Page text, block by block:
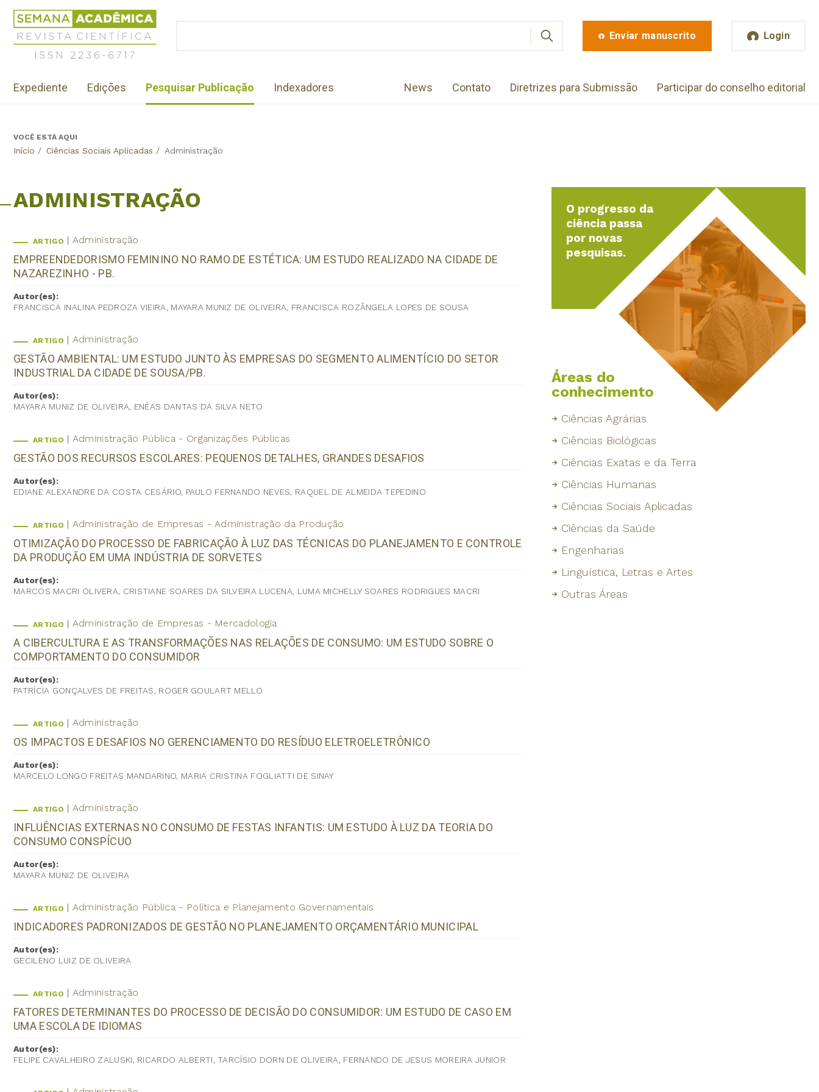
Jump
navigation
Revista
Científica
Semana
Acadêmica
2236-
Enviar manuscrito Login
Menu
institutional
Expediente Edições Pesquisar Publicação Indexadores News Contato Diretrizes para Submissão Participar do conselho editorial
BackVOCÊ ESTÁ AQUI
Início / Ciências Sociais Aplicadas / Administração
ADMINISTRAÇÃO
ARTIGO Administração
EMPREENDEDORISMO FEMININO NO RAMO DE ESTÉTICA: UM ESTUDO REALIZADO NA CIDADE DE
NAZAREZINHO - PB.
Autor(es):
FRANCISCA INALINA PEDROZA VIEIRA, MAYARA MUNIZ DE OLIVEIRA, FRANCISCA ROZÂNGELA LOPES DE SOUSA
ARTIGO Administração
GESTÃO AMBIENTAL: UM ESTUDO JUNTO ÀS EMPRESAS DO SEGMENTO ALIMENTÍCIO DO SETOR
INDUSTRIAL DA CIDADE DE SOUSA/PB.
Autor(es):
MAYARA MUNIZ DE OLIVEIRA, ENÉAS DANTAS DA SILVA NETO
ARTIGO Administração Pública - Organizações Públicas
GESTÃO DOS RECURSOS ESCOLARES: PEQUENOS DETALHES, GRANDES DESAFIOS
Autor(es):
EDIANE ALEXANDRE DA COSTA CESÁRIO, PAULO FERNANDO NEVES, RAQUEL DE ALMEIDA TEPEDINO
ARTIGO Administração de Empresas - Administração da Produção
OTIMIZAÇÃO DO PROCESSO DE FABRICAÇÃO À LUZ DAS TÉCNICAS DO PLANEJAMENTO E CONTROLE
DA PRODUÇÃO EM UMA INDÚSTRIA DE SORVETES
Autor(es):
MARCOS MACRI OLIVERA, CRISTIANE SOARES DA SILVEIRA LUCENA, LUMA MICHELLY SOARES RODRIGUES MACRI
ARTIGO Administração de Empresas - Mercadologia
A CIBERCULTURA E AS TRANSFORMAÇÕES NAS RELAÇÕES DE CONSUMO: UM ESTUDO SOBRE O
COMPORTAMENTO DO CONSUMIDOR
Autor(es):
PATRÍCIA GONÇALVES DE FREITAS, ROGER GOULART MELLO
ARTIGO Administração
OS IMPACTOS E DESAFIOS NO GERENCIAMENTO DO RESÍDUO ELETROELETRÔNICO
Autor(es):
MARCELO LONGO FREITAS MANDARINO, MARIA CRISTINA FOGLIATTI DE SINAY
ARTIGO Administração
INFLUÊNCIAS EXTERNAS NO CONSUMO DE FESTAS INFANTIS: UM ESTUDO À LUZ DA TEORIA DO
CONSUMO CONSPÍCUO
Autor(es):
MAYARA MUNIZ DE OLIVEIRA
ARTIGO Administração Pública - Política e Planejamento Governamentais
INDICADORES PADRONIZADOS DE GESTÃO NO PLANEJAMENTO ORÇAMENTÁRIO MUNICIPAL
Autor(es):
GECILENO LUIZ DE OLIVEIRA
ARTIGO Administração
FATORES DETERMINANTES DO PROCESSO DE DECISÃO DO CONSUMIDOR: UM ESTUDO DE CASO EM
UMA ESCOLA DE IDIOMAS
Autor(es):
FELIPE CAVALHEIRO ZALUSKI, RICARDO ALBERTI, TARCÍSIO DORN DE OLIVEIRA, FERNANDO DE JESUS MOREIRA JUNIOR
O progresso da
ciência passa
por novas
pesquisas.
Áreas do
conhecimento
Ciências Agrárias
Ciências Biológicas
Ciências Exatas e da Terra
Ciências Humanas
Ciências Sociais Aplicadas
Ciências da Saúde
Engenharias
Linguística, Letras e Artes
Outras Áreas